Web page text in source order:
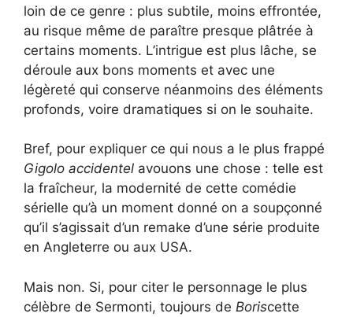
loin de ce genre : plus subtile, moins effrontée,
au risque même de paraître presque plâtrée à
certains moments. L’intrigue est plus lâche, se
déroule aux bons moments et avec une
légèreté qui conserve néanmoins des éléments
profonds, voire dramatiques si on le souhaite.
Bref, pour expliquer ce qui nous a le plus frappé
Gigolo accidentel avouons une chose : telle est
la fraîcheur, la modernité de cette comédie
sérielle qu’à un moment donné on a soupçonné
qu’il s’agissait d’un remake d’une série produite
en Angleterre ou aux USA.
Mais non. Si, pour citer le personnage le plus
célèbre de Sermonti, toujours de Boriscette